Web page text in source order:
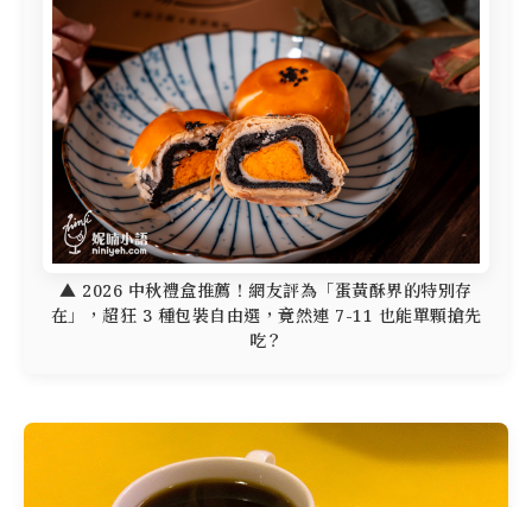
▲ 2026 中秋禮盒推薦！網友評為「蛋黃酥界的特別存
在」，超狂 3 種包裝自由選，竟然連 7-11 也能單顆搶先
吃？